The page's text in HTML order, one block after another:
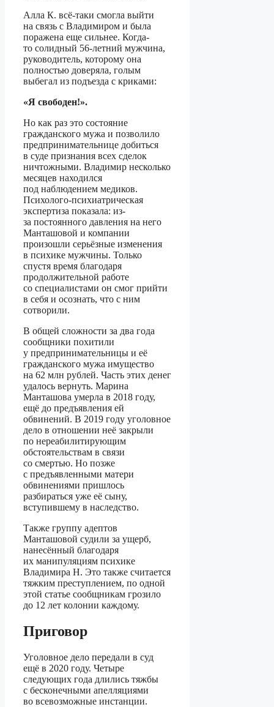
Алла К. всё-таки смогла выйти
на связь с Владимиром и была
поражена еще сильнее. Когда-
то солидный 56-летний мужчина,
руководитель, которому она
полностью доверяла, голым
выбегал из подъезда с криками:
«Я свободен!».
Но как раз это состояние
гражданского мужа и позволило
предпринимательнице добиться
в суде признания всех сделок
ничтожными. Владимир несколько
месяцев находился
под наблюдением медиков.
Психолого-психиатрическая
экспертиза показала: из-
за постоянного давления на него
Манташовой и компании
произошли серьёзные изменения
в психике мужчины. Только
спустя время благодаря
продолжительной работе
со специалистами он смог прийти
в себя и осознать, что с ним
сотворили.
В общей сложности за два года
сообщники похитили
у предпринимательницы и её
гражданского мужа имущество
на 62 млн рублей. Часть этих денег
удалось вернуть. Марина
Манташова умерла в 2018 году,
ещё до предъявления ей
обвинений. В 2019 году уголовное
дело в отношении неё закрыли
по нереабилитирующим
обстоятельствам в связи
со смертью. Но позже
с предъявленными матери
обвинениями пришлось
разбираться уже её сыну,
вступившему в наследство.
Также группу адептов
Манташовой судили за ущерб,
нанесённый благодаря
их манипуляциям психике
Владимира Н. Это также считается
тяжким преступлением, по одной
этой статье сообщникам грозило
до 12 лет колонии каждому.
Приговор
Уголовное дело передали в суд
ещё в 2020 году. Четыре
следующих года длились тяжбы
с бесконечными апелляциями
во всевозможные инстанции.